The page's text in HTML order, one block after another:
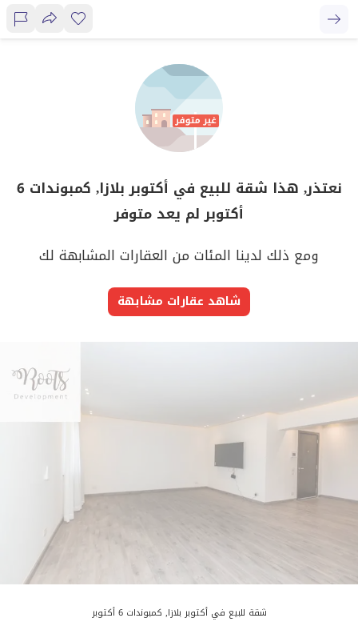
نعتذر, هذا شقة للبيع في أكتوبر بلازا, كمبوندات 6
أكتوبر لم يعد متوفر
ومع ذلك لدينا المئات من العقارات المشابهة لك
شاهد عقارات مشابهة
شقة للبيع في أكتوبر بلازا, كمبوندات 6 أكتوبر